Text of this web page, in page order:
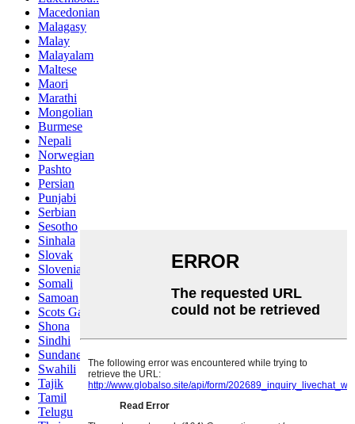
Macedonian
Malagasy
Malay
Malayalam
Maltese
Maori
Marathi
Mongolian
Burmese
Nepali
Norwegian
Pashto
Persian
Punjabi
Serbian
Sesotho
Sinhala
Slovak
Slovenian
Somali
Samoan
Scots Gaelic
Shona
Sindhi
Sundanese
Swahili
Tajik
Tamil
Telugu